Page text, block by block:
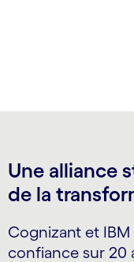
Une alliance
de la
Cognizant et
confiance sur 20